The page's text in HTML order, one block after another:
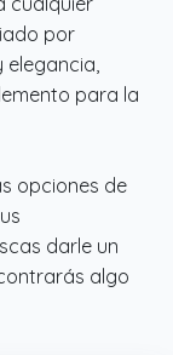
por
para la
opciones de
darle un
algo